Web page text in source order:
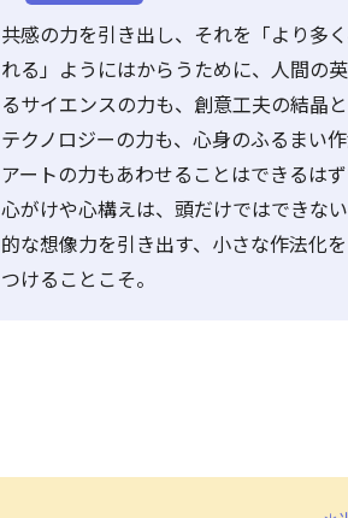
共感の力を引き出し、それを「より多
れる」ようにはからうために、人間の
るサイエンスの力も、創意工夫の結晶
テクノロジーの力も、心身のふるまい
アートの力もあわせることはできるはず
心がけや心構えは、頭だけではできな
的な想像力を引き出す、小さな作法化
つけることこそ。